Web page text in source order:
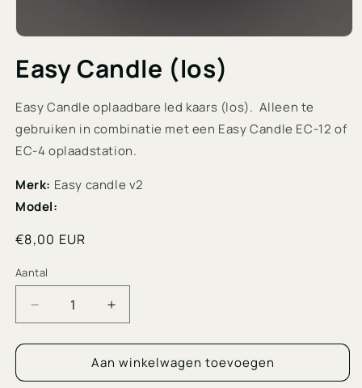
openen
in
Easy Candle (los)
Easy Candle oplaadbare led kaars (los). Alleen te
gebruiken in combinatie met een Easy Candle EC-12 of
EC-4 oplaadstation.
Merk: Easy candle v2
Model:
Normale
€8,00 EUR
Aantal
Aantal
verlagen
voor
Candle
Aantal
verhogen
voor
Easy
Candle
Aan winkelwagen toevoegen